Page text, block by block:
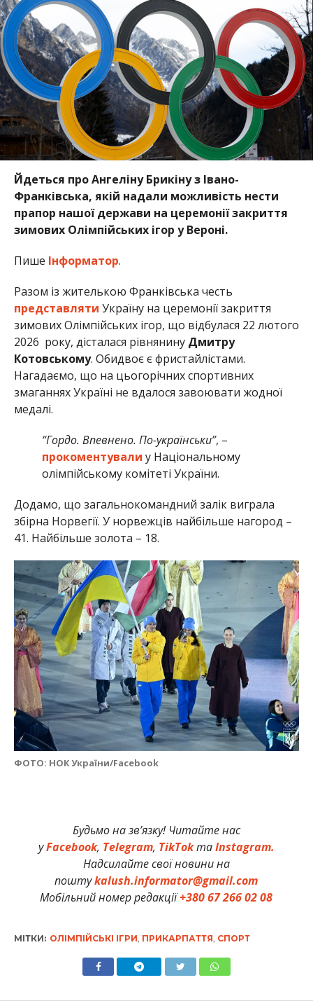
Йдеться про Ангеліну Брикіну з Івано-
Франківська, якій надали можливість нести
прапор нашої держави на церемонії закриття
зимових Олімпійських ігор у Вероні.
Пише Інформатор.
Разом із жителькою Франківська честь
представляти Україну на церемонії закриття
зимових Олімпійських ігор, що відбулася 22 лютого
2026 року, дісталася рівнянину Дмитру
Котовському. Обидвоє є фристайлістами.
Нагадаємо, що на цьогорічних спортивних
змаганнях Україні не вдалося завоювати жодної
медалі.
“Гордо. Впевнено. По-українськи”, –
прокоментували у Національному
олімпійському комітеті України.
Додамо, що загальнокомандний залік виграла
збірна Норвегії. У норвежців найбільше нагород –
41. Найбільше золота – 18.
ФОТО: НОК України/Facebook
Будьмо на зв’язку! Читайте нас
уFacebook, Telegram, TikTokтаInstagram.
Надсилайте свої новини на
поштуkalush.informator@gmail.com
Мобільний номер редакції+380 67 266 02 08
МІТКИ: ОЛІМПІЙСЬКІ ІГРИ, ПРИКАРПАТТЯ, СПОРТ